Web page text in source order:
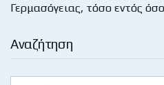
Αναζήτηση
Γερμασόγειας, τόσο εντός